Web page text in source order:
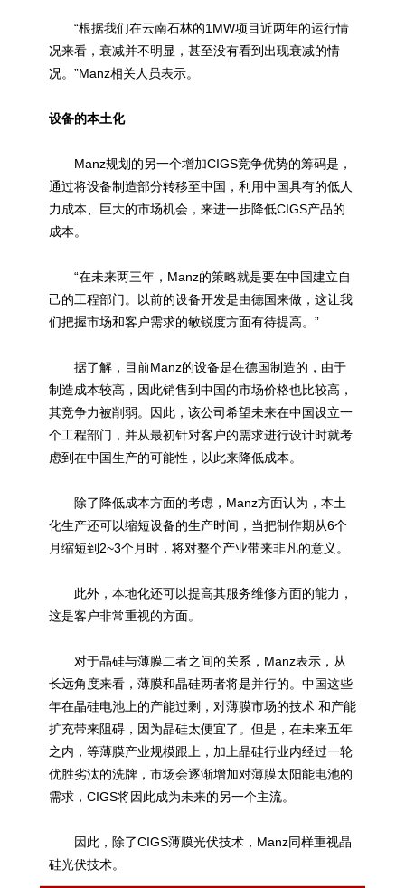
“根据我们在云南石林的1MW项目近两年的运行情
况来看，衰减并不明显，甚至没有看到出现衰减的情
况。”Manz相关人员表示。
设备的本土化
Manz规划的另一个增加CIGS竞争优势的筹码是，
通过将设备制造部分转移至中国，利用中国具有的低人
力成本、巨大的市场机会，来进一步降低CIGS产品的
成本。
“在未来两三年，Manz的策略就是要在中国建立自
己的工程部门。以前的设备开发是由德国来做，这让我
们把握市场和客户需求的敏锐度方面有待提高。”
据了解，目前Manz的设备是在德国制造的，由于
制造成本较高，因此销售到中国的市场价格也比较高，
其竞争力被削弱。因此，该公司希望未来在中国设立一
个工程部门，并从最初针对客户的需求进行设计时就考
虑到在中国生产的可能性，以此来降低成本。
除了降低成本方面的考虑，Manz方面认为，本土
化生产还可以缩短设备的生产时间，当把制作期从6个
月缩短到2~3个月时，将对整个产业带来非凡的意义。
此外，本地化还可以提高其服务维修方面的能力，
这是客户非常重视的方面。
对于晶硅与薄膜二者之间的关系，Manz表示，从
长远角度来看，薄膜和晶硅两者将是并行的。中国这些
年在晶硅电池上的产能过剩，对薄膜市场的技术 和产能
扩充带来阻碍，因为晶硅太便宜了。但是，在未来五年
之内，等薄膜产业规模跟上，加上晶硅行业内经过一轮
优胜劣汰的洗牌，市场会逐渐增加对薄膜太阳能电池的
需求，CIGS将因此成为未来的另一个主流。
因此，除了CIGS薄膜光伏技术，Manz同样重视晶
硅光伏技术。